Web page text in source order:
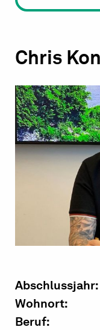
Chris
Abschlussjahr:
Wohnort:
Beruf: